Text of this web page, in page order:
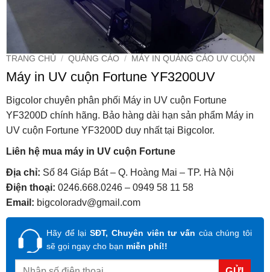
TRANG CHỦ / QUẢNG CÁO / MÁY IN QUẢNG CÁO UV CUỘN
Máy in UV cuộn Fortune YF3200UV
Bigcolor chuyên phân phối Máy in UV cuộn Fortune
YF3200D chính hãng. Bảo hàng dài hạn sản phẩm Máy in
UV cuộn Fortune YF3200D duy nhất tại Bigcolor.
Liên hệ mua máy in UV cuộn Fortune
Địa chỉ: Số 84 Giáp Bát – Q. Hoàng Mai – TP. Hà Nội
Điện thoại: 0246.668.0246 – 0949 58 11 58
Email: bigcoloradv@gmail.com
Hãy để lại SĐT, Chuyên viên tư vấn của chúng tôi
sẽ gọi ngay cho bạn miễn phí!!